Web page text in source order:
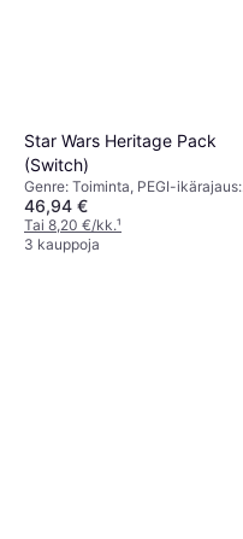
Star Wars Heritage Pack
(Switch)
Genre: Toiminta, PEGI-ikärajaus:
16
46,94 €
Tai 8,20 €/kk.¹
3 kauppoja